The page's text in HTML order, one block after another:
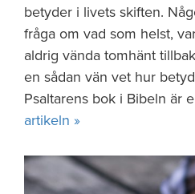
betyder i livets skiften.
fråga om vad som helst,
aldrig vända tomhänt
en sådan vän vet hur
Psaltarens bok i Bibeln är
artikeln »